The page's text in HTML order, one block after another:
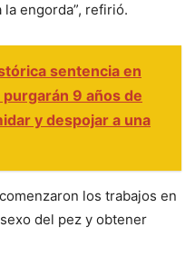
engorda”, refirió.
sentencia en
9 años de
y despojar a una
los trabajos en
del pez y obtener